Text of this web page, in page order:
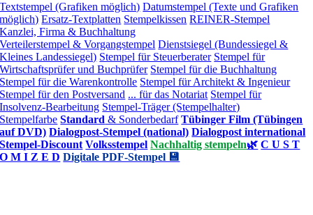
Textstempel (Grafiken möglich) Datumstempel (Texte und Grafiken
möglich) Ersatz-Textplatten Stempelkissen REINER-Stempel
Kanzlei, Firma & Buchhaltung
Verteilerstempel & Vorgangstempel Dienstsiegel (Bundessiegel &
Kleines Landessiegel) Stempel für Steuerberater Stempel für
Wirtschaftsprüfer und Buchprüfer Stempel für die Buchhaltung
Stempel für die Warenkontrolle Stempel für Architekt & Ingenieur
Stempel für den Postversand ... für das Notariat Stempel für
Insolvenz-Bearbeitung Stempel-Träger (Stempelhalter)
Stempelfarbe Standard & Sonderbedarf Tübinger Film (Tübingen
auf DVD) Dialogpost-Stempel (national) Dialogpost international
Stempel-Discount Volksstempel Nachhaltig stempeln🌿 C U S T
O M I Z E D Digitale PDF-Stempel 💾